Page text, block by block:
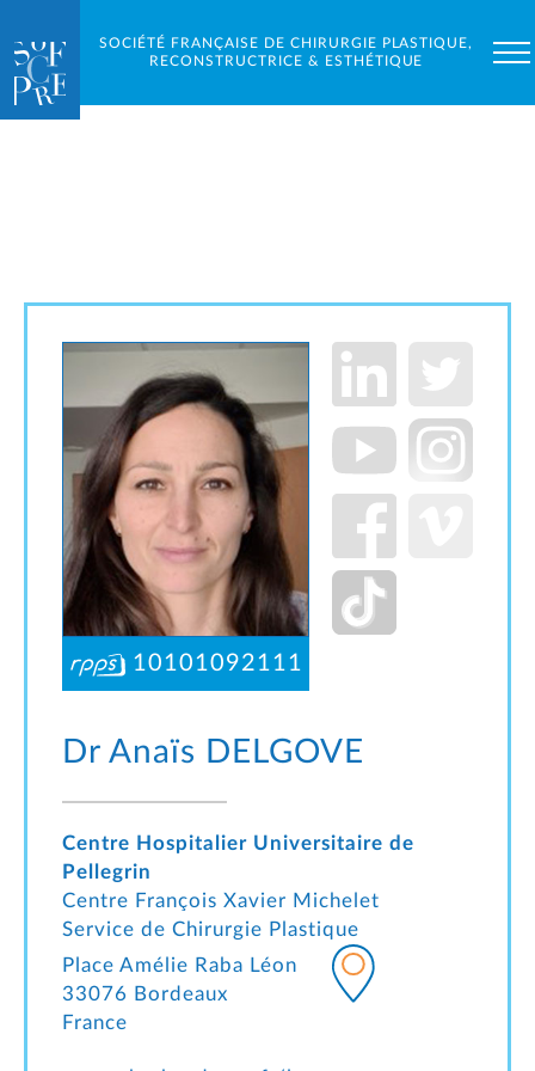
SOCIÉTÉ FRANÇAISE DE CHIRURGIE PLASTIQUE,
RECONSTRUCTRICE & ESTHÉTIQUE
10101092111
Dr Anaïs DELGOVE
Centre Hospitalier Universitaire de
Pellegrin
Centre François Xavier Michelet
Service de Chirurgie Plastique
Place Amélie Raba Léon
33076 Bordeaux
France